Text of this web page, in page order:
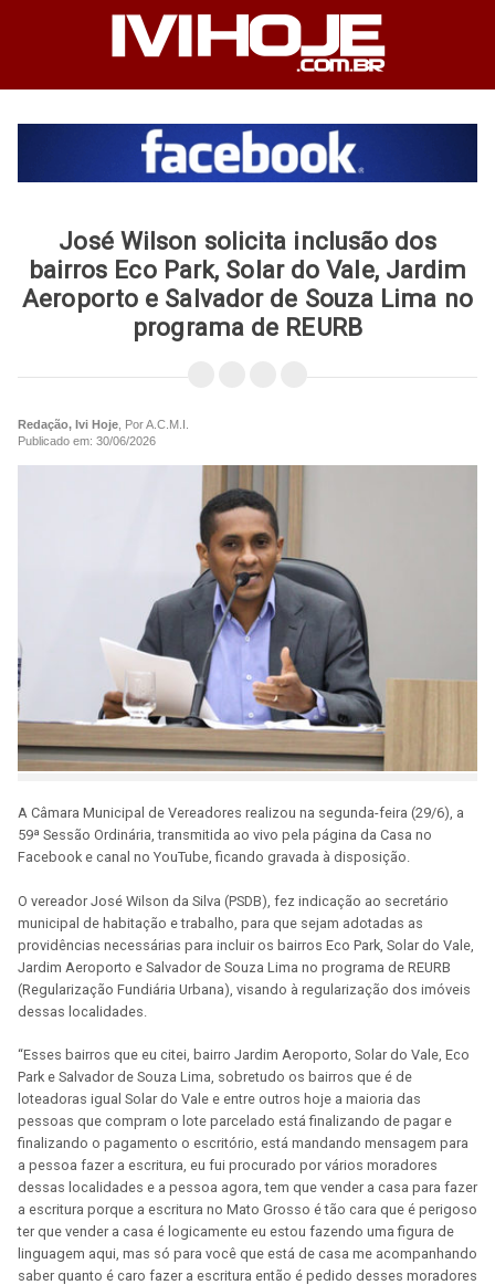
José Wilson solicita inclusão dos
bairros Eco Park, Solar do Vale, Jardim
Aeroporto e Salvador de Souza Lima no
programa de REURB
Redação, Ivi Hoje , Por A.C.M.I.
Publicado em: 30/06/2026
A Câmara Municipal de Vereadores realizou na segunda-feira (29/6), a
59ª Sessão Ordinária, transmitida ao vivo pela página da Casa no
Facebook e canal no YouTube, ficando gravada à disposição.
O vereador José Wilson da Silva (PSDB), fez indicação ao secretário
municipal de habitação e trabalho, para que sejam adotadas as
providências necessárias para incluir os bairros Eco Park, Solar do Vale,
Jardim Aeroporto e Salvador de Souza Lima no programa de REURB
(Regularização Fundiária Urbana), visando à regularização dos imóveis
dessas localidades.
“Esses bairros que eu citei, bairro Jardim Aeroporto, Solar do Vale, Eco
Park e Salvador de Souza Lima, sobretudo os bairros que é de
loteadoras igual Solar do Vale e entre outros hoje a maioria das
pessoas que compram o lote parcelado está finalizando de pagar e
finalizando o pagamento o escritório, está mandando mensagem para
a pessoa fazer a escritura, eu fui procurado por vários moradores
dessas localidades e a pessoa agora, tem que vender a casa para fazer
a escritura porque a escritura no Mato Grosso é tão cara que é perigoso
ter que vender a casa é logicamente eu estou fazendo uma figura de
linguagem aqui, mas só para você que está de casa me acompanhando
saber quanto é caro fazer a escritura então é pedido desses moradores